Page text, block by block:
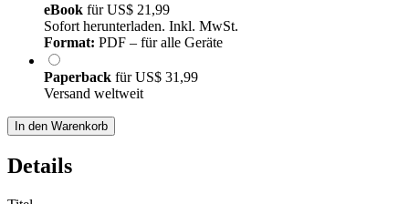
eBook fürUS$ 21,99
Sofort herunterladen. Inkl. MwSt.
Format: PDF – für alle Geräte
Paperback fürUS$ 31,99
Versand weltweit
In den Warenkorb
Details